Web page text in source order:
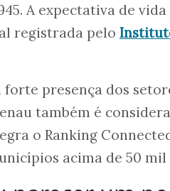
A expectativa de vida
registrada pelo
forte presença dos
também é
o Ranking
acima de 50 mil